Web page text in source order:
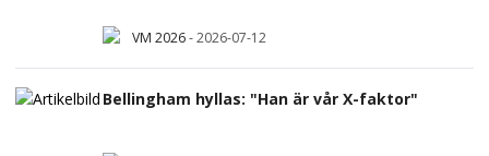
VM 2026-2026-07-12
Bellingham hyllas: "Han är vår X-faktor"